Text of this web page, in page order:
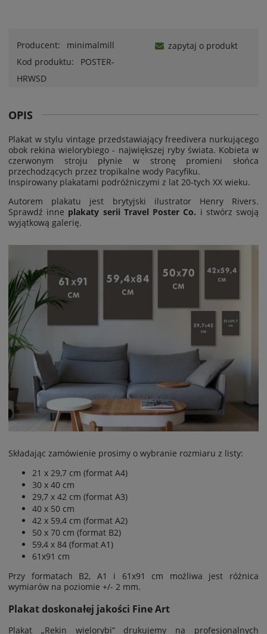
Producent:
minimalmill
Kod produktu:
POSTER-
HRWSD
zapytaj o produkt
OPIS
Plakat w stylu vintage przedstawiający freedivera nurkującego
obok rekina wielorybiego - największej ryby świata. Kobieta w
czerwonym stroju płynie w stronę promieni słońca
przechodzących przez tropikalne wody Pacyfiku.
Inspirowany plakatami podróżniczymi z lat 20-tych XX wieku.
Autorem plakatu jest brytyjski ilustrator Henry Rivers.
Sprawdź inne plakaty serii Travel Poster Co. i stwórz swoją
wyjątkową galerię.
Składając zamówienie prosimy o wybranie rozmiaru z listy:
21 x 29,7 cm (format A4)
30 x 40 cm
29,7 x 42 cm (format A3)
40 x 50 cm
42 x 59,4 cm (format A2)
50 x 70 cm (format B2)
59,4 x 84 (format A1)
61x91 cm
Przy formatach B2, A1 i 61x91 cm możliwa jest różnica
wymiarów na poziomie +/- 2 mm.
Plakat doskonałej jakości Fine Art
Plakat „Rekin wielorybi” drukujemy na profesjonalnych